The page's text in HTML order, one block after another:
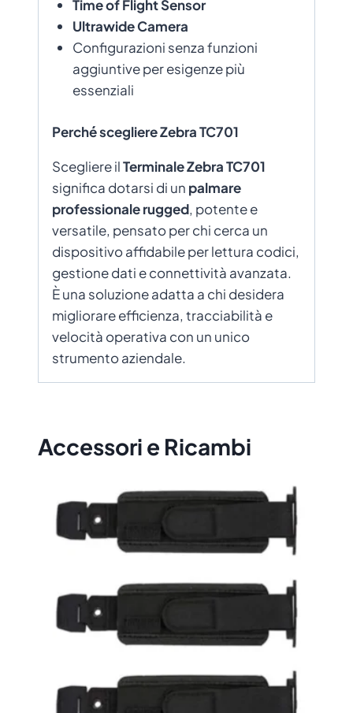
Time of Flight Sensor
Ultrawide Camera
Configurazioni senza funzioni
aggiuntive per esigenze più
essenziali
Perché scegliere Zebra TC701
Scegliere ilTerminale Zebra TC701
significa dotarsi di un palmare
professionale rugged, potente e
versatile, pensato per chi cerca un
dispositivo affidabile per lettura codici,
gestione dati e connettività avanzata.
È una soluzione adatta a chi desidera
migliorare efficienza, tracciabilità e
velocità operativa con un unico
strumento aziendale.
Accessori e Ricambi